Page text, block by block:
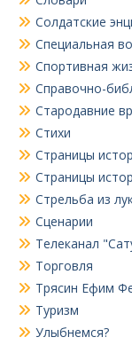
Солдатские
Специальная
Спортивная
Справочно-
Стародавние
Стихи
Страницы
Страницы
Стрельба из
Сценарии
Телеканал
Торговля
Трясин Ефим
Туризм
Улыбнемся?